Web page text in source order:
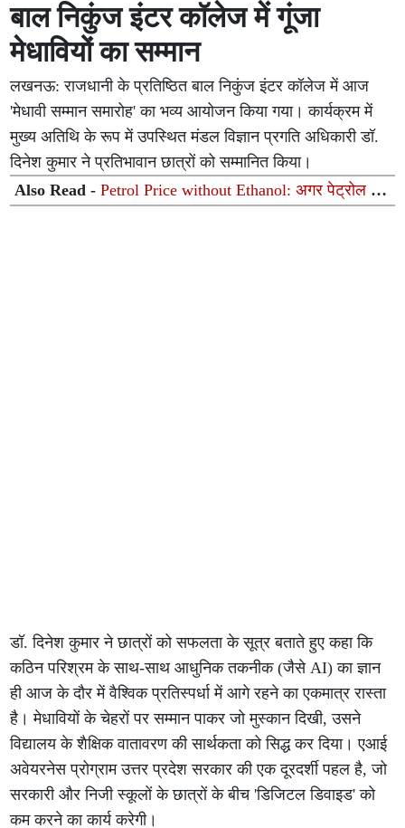
बाल निकुंज इंटर कॉलेज में गूंजा
मेधावियों का सम्मान
लखनऊ: राजधानी के प्रतिष्ठित बाल निकुंज इंटर कॉलेज में आज
'मेधावी सम्मान समारोह' का भव्य आयोजन किया गया। कार्यक्रम में
मुख्य अतिथि के रूप में उपस्थित मंडल विज्ञान प्रगति अधिकारी डॉ.
दिनेश कुमार ने प्रतिभावान छात्रों को सम्मानित किया।
Also Read -Petrol Price without Ethanol: अगर पेट्रोल में
इथेनॉल न होता तो किस रेट पर बिकता तेल? सरकार ने संसद में
डॉ. दिनेश कुमार ने छात्रों को सफलता के सूत्र बताते हुए कहा कि
कठिन परिश्रम के साथ-साथ आधुनिक तकनीक (जैसे AI) का ज्ञान
ही आज के दौर में वैश्विक प्रतिस्पर्धा में आगे रहने का एकमात्र रास्ता
है। मेधावियों के चेहरों पर सम्मान पाकर जो मुस्कान दिखी, उसने
विद्यालय के शैक्षिक वातावरण की सार्थकता को सिद्ध कर दिया। एआई
अवेयरनेस प्रोग्राम उत्तर प्रदेश सरकार की एक दूरदर्शी पहल है, जो
सरकारी और निजी स्कूलों के छात्रों के बीच 'डिजिटल डिवाइड' को
कम करने का कार्य करेगी।